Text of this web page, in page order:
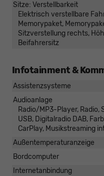
Sitze: Verstellbarkeit
Elektrisch verstellbare
Memorypaket,
Sitzverstellung rechts,
Beifahrersitz
Infotainment &
Assistenzsysteme
Audioanlage
Radio/MP3-Player, Radio,
USB, Digitalradio DAB,
CarPlay, Musikstreaming
Außentemperaturanzeige
Bordcomputer
Internetanbindung